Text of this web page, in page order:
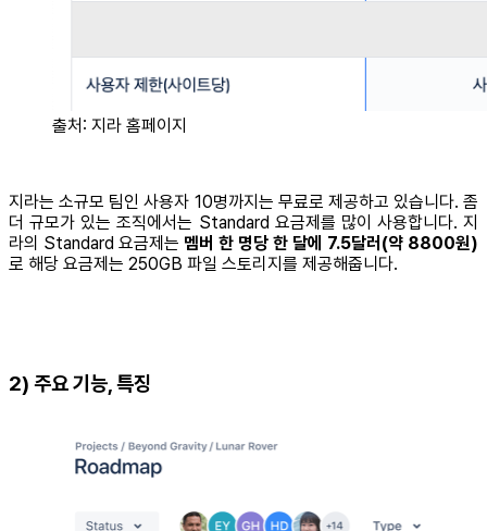
출처: 지라 홈페이지
지라는 소규모 팀인 사용자 10명까지는 무료로 제공하고 있습니다. 좀
더 규모가 있는 조직에서는 Standard 요금제를 많이 사용합니다. 지
라의 Standard 요금제는 멤버 한 명당 한 달에 7.5달러(약 8800원)
로 해당 요금제는 250GB 파일 스토리지를 제공해줍니다.
2) 주요 기능, 특징